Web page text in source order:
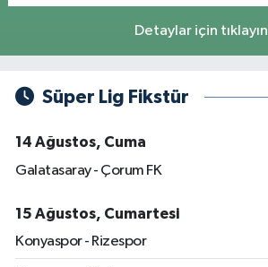
Detaylar için tıklayın
Süper Lig Fikstür
14 Ağustos, Cuma
Galatasaray - Çorum FK
15 Ağustos, Cumartesi
Konyaspor - Rizespor